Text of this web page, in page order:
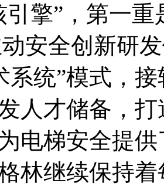
引擎”，第一
动安全创新研
系统”模式，
人才储备，
电梯安全提
林继续保持